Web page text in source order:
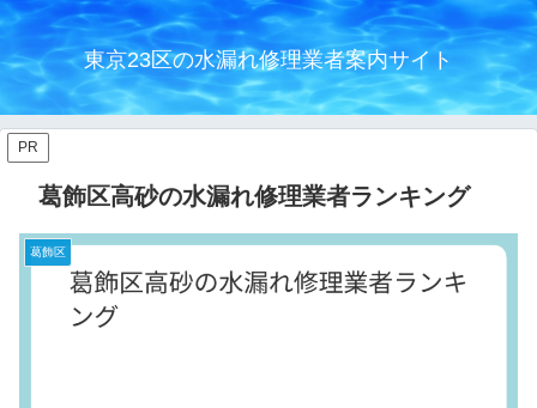
東京23区の水漏れ修理業者案内サイト
PR
葛飾区高砂の水漏れ修理業者ランキング
葛飾区